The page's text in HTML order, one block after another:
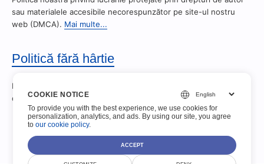
sau materialele accesibile necorespunzător pe site-ul nostru
web (DMCA). Mai multe...
Politică fără hârtie
Formize este o companie 100% electronică și nu acceptă
documente fiziceMai mult...
COOKIE NOTICE
To provide you with the best experience, we use cookies for
personalization, analytics, and ads. By using our site, you agree
toour cookie policy.
ACCEPT